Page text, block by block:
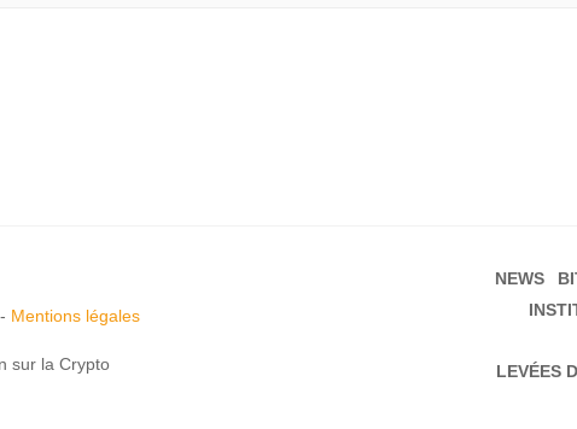
- Mentions légales
sur la Crypto
NEWS
LEVÉES